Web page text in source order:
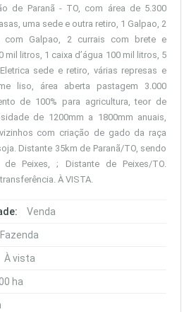
de Paranã - TO, com área de 5.300
uma sede e outra retiro, 1 Galpao, 2
com Galpao, 2 currais com brete e
mil litros, 1 caixa d’água 100 mil litros, 5
sede e retiro, várias represas e
liso, área aberta pastagem 3.000
de 100% para agricultura, teor de
de 1200mm a 1800mm anuais,
com criação de gado da raça
Distante 35km de Paranã/TO, sendo
Peixes, ; Distante de Peixes/TO.
À VISTA.
Venda
Fazenda
À vista
ha